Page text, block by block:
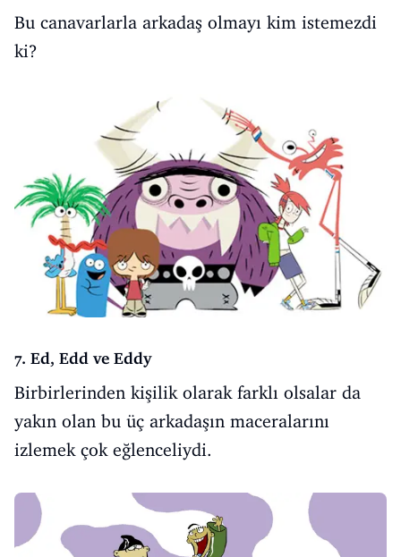
Bu canavarlarla arkadaş olmayı kim istemezdi
ki?
7. Ed, Edd ve Eddy
Birbirlerinden kişilik olarak farklı olsalar da
yakın olan bu üç arkadaşın maceralarını
izlemek çok eğlenceliydi.